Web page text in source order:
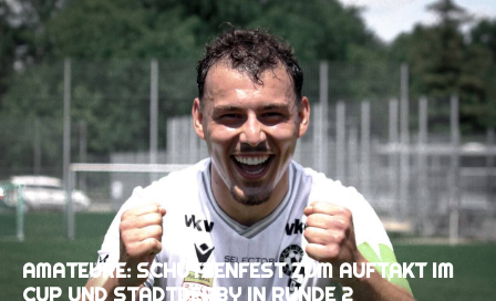
AMATEURE: SCHÜTZENFEST ZUM AUFTAKT IM
CUP UND STADTDERBY IN RUNDE 2